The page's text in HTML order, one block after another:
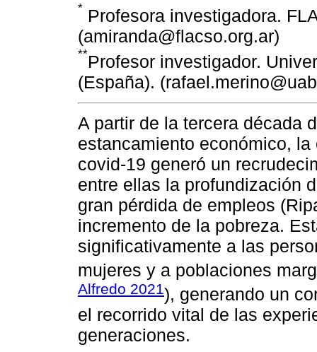
* Profesora investigadora.
(amiranda@flacso.org.ar)
**Profesor investigador.
(España).
A partir de la tercera década
estancamiento económico,
covid-19 generó un
entre ellas la profundización
gran pérdida de empleos
incremento de la pobreza.
significativamente a las
mujeres y a poblaciones
Alfredo 2021), generando un
el recorrido vital de las
generaciones.